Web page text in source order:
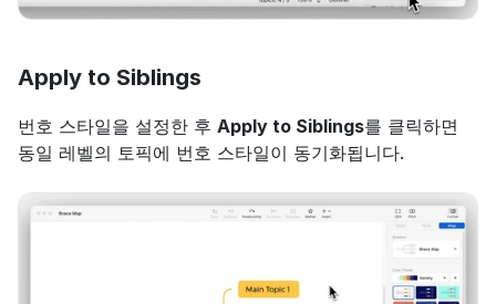
Apply to Siblings
번호 스타일을 설정한 후 Apply to Siblings를 클릭하면
동일 레벨의 토픽에 번호 스타일이 동기화됩니다.